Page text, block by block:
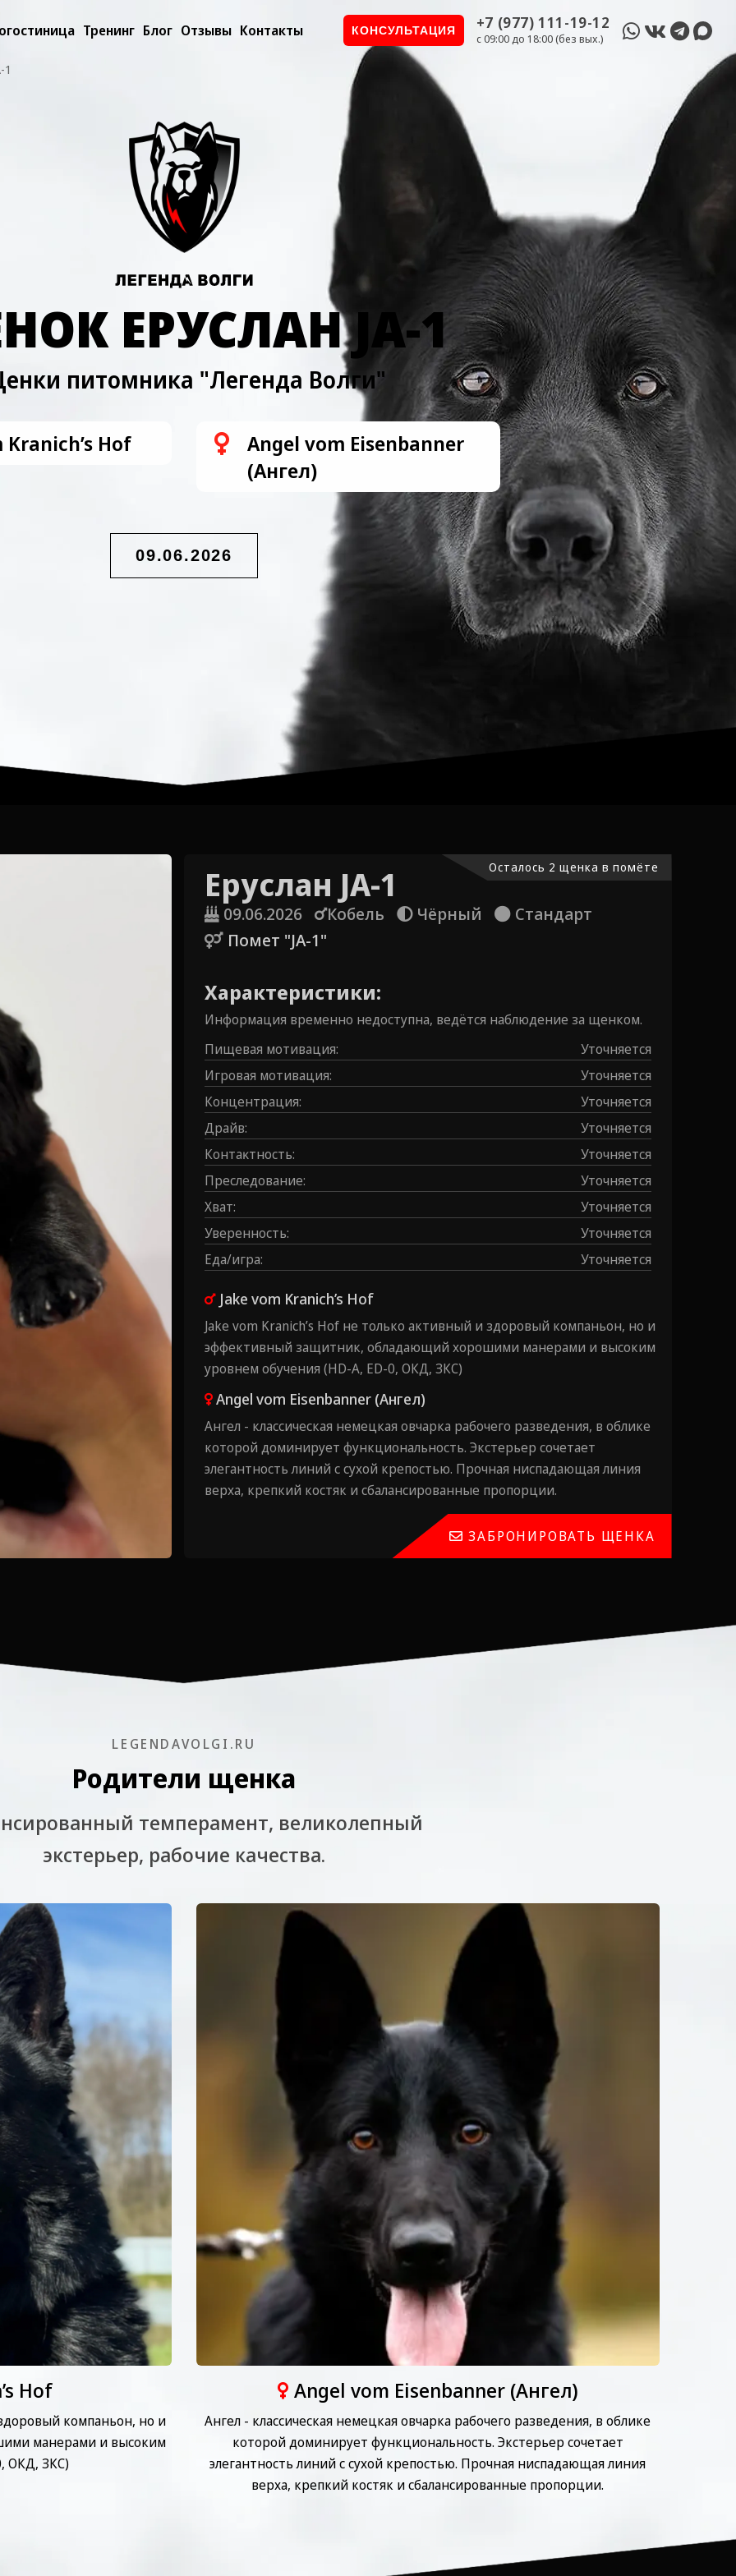
Тренинг Блог Отзывы Контакты КОНСУЛЬТАЦИЯ +7 (977) 111-19-12
c 09:00 до 18:00 (без вых.)
1
ЕРУСЛАН JA-1
питомника "Легенда Волги"
Kranich’s Hof
Angel vom Eisenbanner
(Ангел)
09.06.2026
Еруслан JA-1
09.06.2026 Кобель Чёрный
Стандарт
Помет "JA-1"
Характеристики:
Информация временно недоступна, ведётся наблюдение за щенком.
Пищевая мотивация:
Уточняется
Игровая мотивация:
Уточняется
Концентрация:
Уточняется
Драйв:
Уточняется
Контаĸтность:
Уточняется
Преследование:
Уточняется
Хват:
Уточняется
Уверенность:
Уточняется
Еда/игра: Уточняется
Jake vom Kranich’s Hof
Jake vom Kranich’s Hof не только активный и здоровый компаньон, но и
эффективный защитник, обладающий хорошими манерами и высоким
уровнем обучения (HD-A, ED-0, ОКД, ЗКС)
Angel vom Eisenbanner (Ангел)
Ангел - классическая немецкая овчарка рабочего разведения, в облике
которой доминирует функциональность. Экстерьер сочетает
элегантность линий с сухой крепостью. Прочная ниспадающая линия
верха, крепкий костяк и сбалансированные пропорции.
Осталось 2 щенка в помёте
ЗАБРОНИРОВАТЬ ЩЕНКА
LEGENDAVOLGI.RU
Родители щенка
темперамент, великолепный
экстерьер, рабочие качества.
Hof
компаньон, но и
манерами и высоким
ОКД, ЗКС)
Angel vom Eisenbanner (Ангел)
Ангел - классическая немецкая овчарка рабочего разведения, в облике
которой доминирует функциональность. Экстерьер сочетает
элегантность линий с сухой крепостью. Прочная ниспадающая линия
верха, крепкий костяк и сбалансированные пропорции.